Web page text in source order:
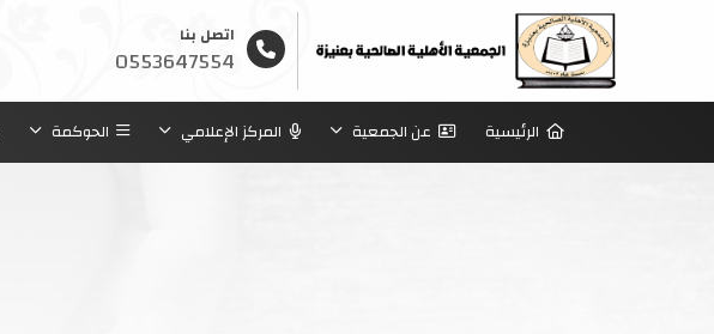
اتصل بنا
0553647554
الرئيسية عن الجمعية المركز الإعلامي الحوكمة